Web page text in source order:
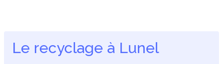
Le recyclage à Lunel